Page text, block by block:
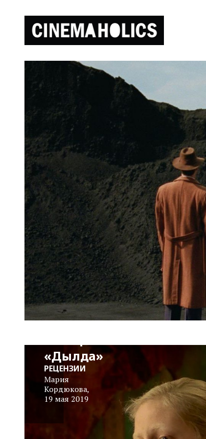
72-й Каннский
«Дылда»
Мария
Кордюкова,
19 мая 2019
РЕЦЕНЗИИ